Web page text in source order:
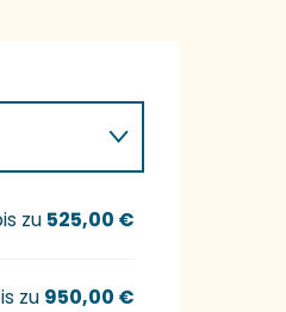
zu 525,00 €
zu 950,00 €